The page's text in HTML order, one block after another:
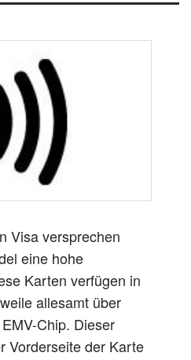
Visa versprechen
eine hohe
Karten verfügen in
allesamt über
Chip. Dieser
Vorderseite der Karte